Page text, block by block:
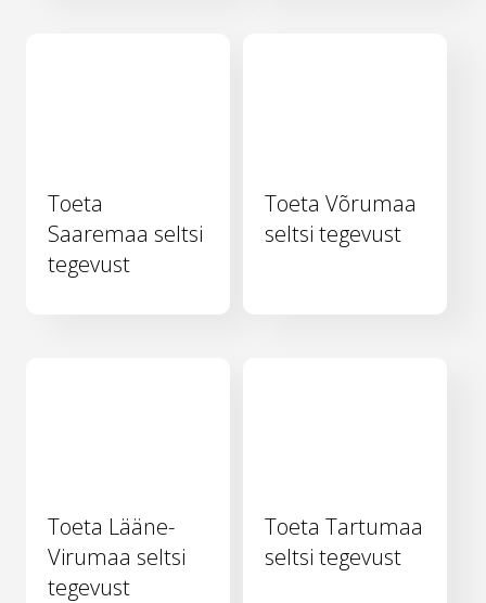
Toeta
Saaremaa seltsi
tegevust
Toeta Võrumaa
seltsi tegevust
Toeta Lääne-
Virumaa seltsi
tegevust
Toeta Tartumaa
seltsi tegevust